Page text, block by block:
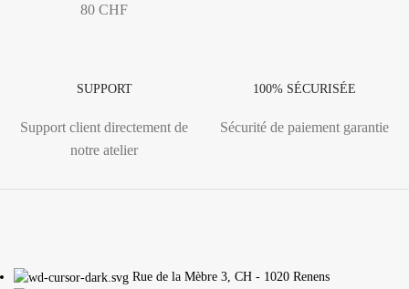
80 CHF
SUPPORT
Support client directement de
notre atelier
100% SÉCURISÉE
Sécurité de paiement garantie
Rue de la Mèbre 3, CH - 1020 Renens